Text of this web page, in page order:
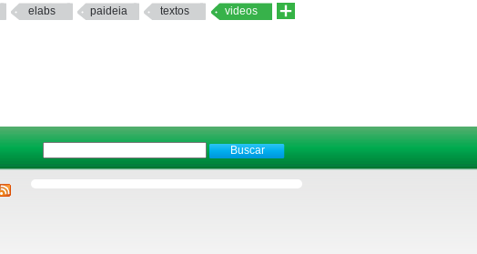
elabs paideia textos videos